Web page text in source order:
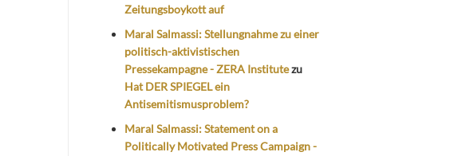
Zeitungsboykott auf
Maral Salmassi: Stellungnahme zu einer
politisch-aktivistischen
Pressekampagne - ZERA Institutezu
Hat DER SPIEGEL ein
Antisemitismusproblem?
Maral Salmassi: Statement on a
Politically Motivated Press Campaign -